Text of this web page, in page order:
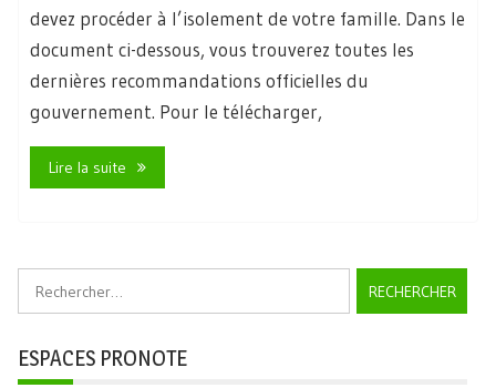
devez procéder à l’isolement de votre famille. Dans le
document ci-dessous, vous trouverez toutes les
dernières recommandations officielles du
gouvernement. Pour le télécharger,
Lire la suite
ESPACES PRONOTE